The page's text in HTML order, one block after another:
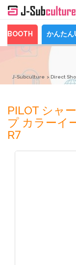
BOOTH かんた
J-Subculture Direct
PILOT シャ
プ カラーイ
R7